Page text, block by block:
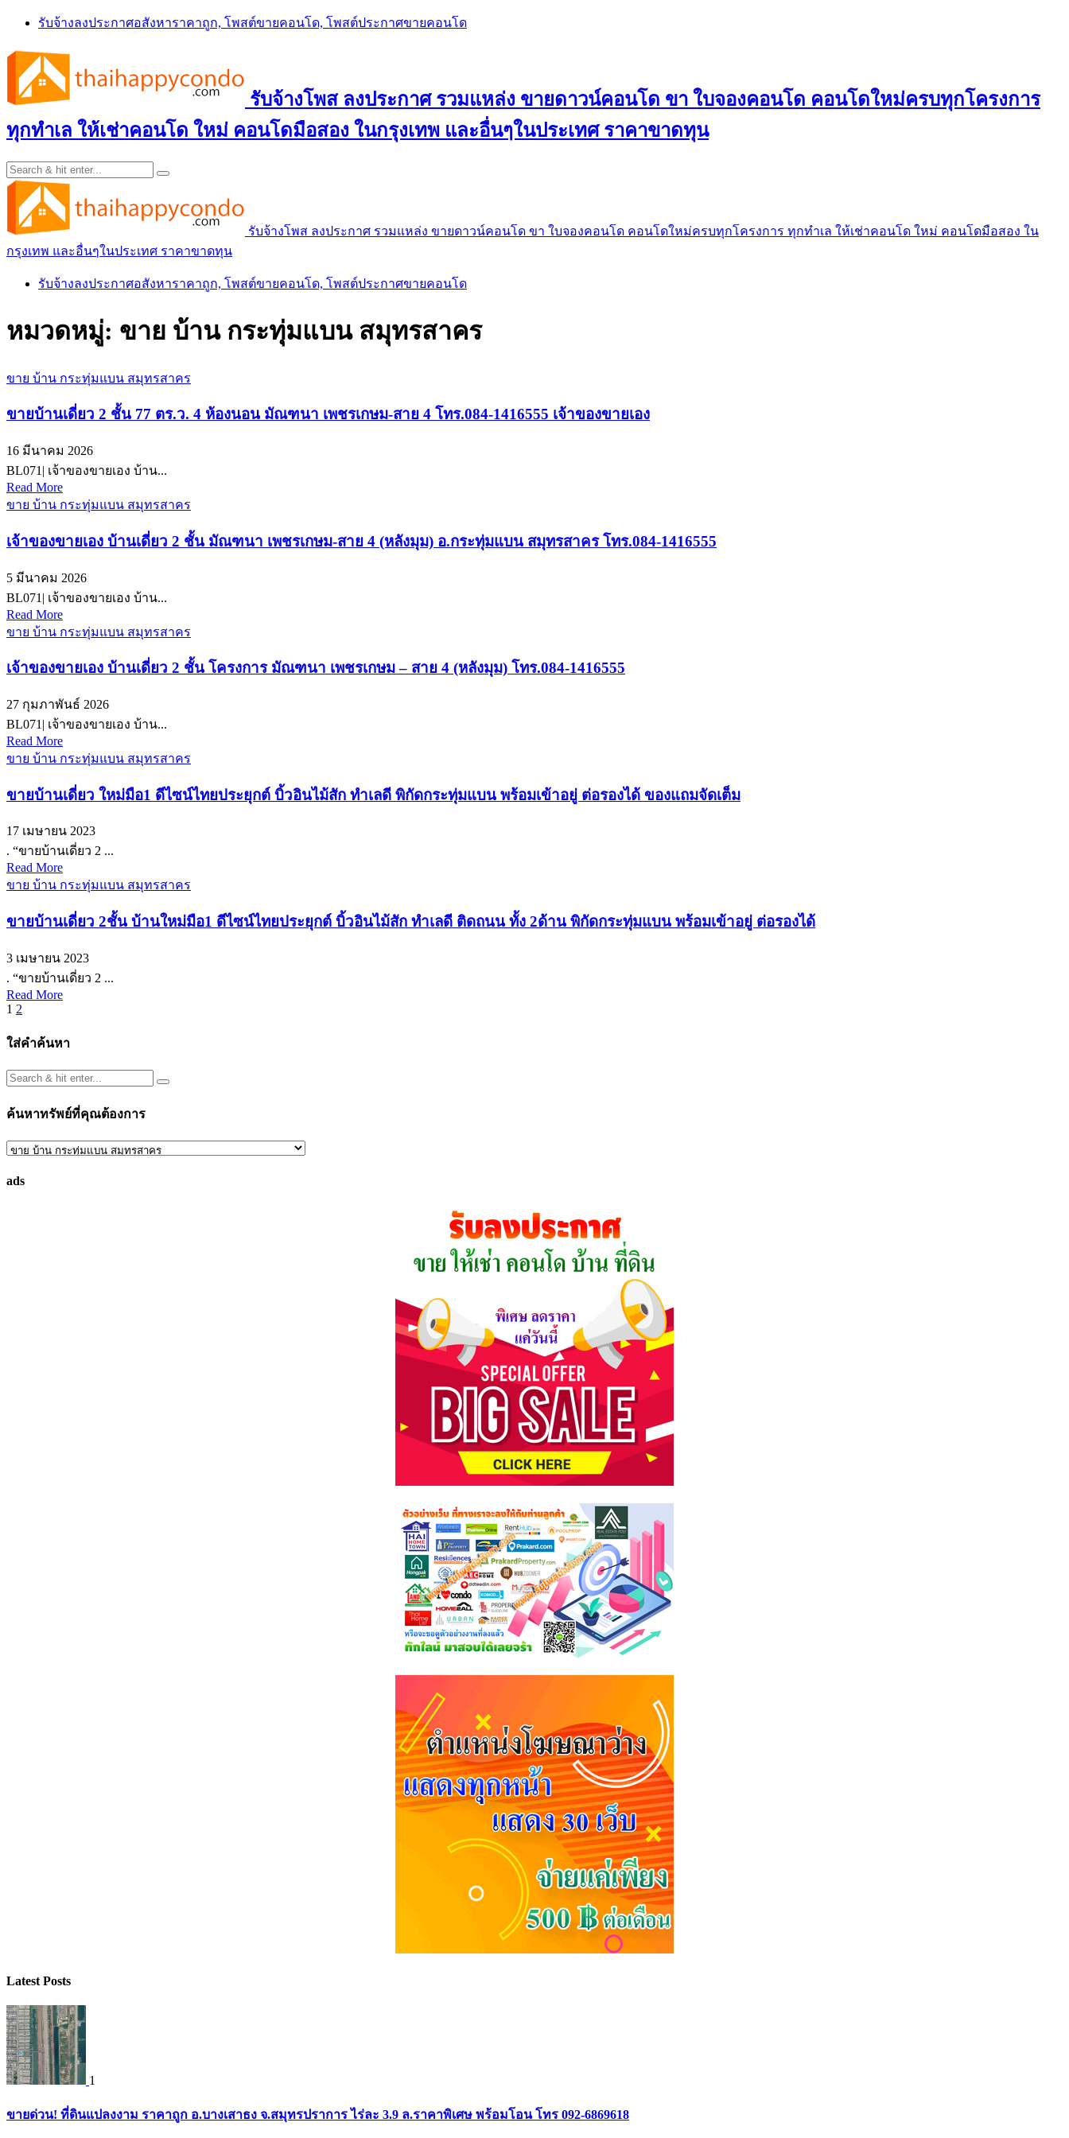
Skip
content
รับจ้างลงประกาศอสังหาราคาถูก, โพสต์ขายคอนโด, โพสต์ประกาศขายคอนโด
รับจ้างโพส ลงประกาศ รวมแหล่ง ขายดาวน์คอนโด ขา ใบจองคอนโด คอนโดใหม่ครบทุกโครงการ
ทุกทำเล ให้เช่าคอนโด ใหม่ คอนโดมือสอง ในกรุงเทพ และอื่นๆในประเทศ ราคาขาดทุน
รับจ้างโพส ลงประกาศ รวมแหล่ง ขายดาวน์คอนโด ขา ใบจองคอนโด คอนโดใหม่ครบทุกโครงการ ทุกทำเล ให้เช่าคอนโด ใหม่ คอนโดมือสอง ใน
กรุงเทพ และอื่นๆในประเทศ ราคาขาดทุน
รับจ้างลงประกาศอสังหาราคาถูก, โพสต์ขายคอนโด, โพสต์ประกาศขายคอนโด
หมวดหมู่: ขาย บ้าน กระทุ่มแบน สมุทรสาคร
ขาย บ้าน กระทุ่มแบน สมุทรสาคร
ขายบ้านเดี่ยว 2 ชั้น 77 ตร.ว. 4 ห้องนอน มัณฑนา เพชรเกษม-สาย 4 โทร.084-1416555 เจ้าของขายเอง
16 มีนาคม 2026
BL071| เจ้าของขายเอง บ้าน...
Read More
ขาย บ้าน กระทุ่มแบน สมุทรสาคร
เจ้าของขายเอง บ้านเดี่ยว 2 ชั้น มัณฑนา เพชรเกษม-สาย 4 (หลังมุม) อ.กระทุ่มแบน สมุทรสาคร โทร.084-1416555
5 มีนาคม 2026
BL071| เจ้าของขายเอง บ้าน...
Read More
ขาย บ้าน กระทุ่มแบน สมุทรสาคร
เจ้าของขายเอง บ้านเดี่ยว 2 ชั้น โครงการ มัณฑนา เพชรเกษม – สาย 4 (หลังมุม) โทร.084-1416555
27 กุมภาพันธ์ 2026
BL071| เจ้าของขายเอง บ้าน...
Read More
ขาย บ้าน กระทุ่มแบน สมุทรสาคร
ขายบ้านเดี่ยว ใหม่มือ1 ดีไซน์ไทยประยุกต์ บิ้วอินไม้สัก ทำเลดี พิกัดกระทุ่มแบน พร้อมเข้าอยู่ ต่อรองได้ ของแถมจัดเต็ม
17 เมษายน 2023
. “ขายบ้านเดี่ยว 2 ...
Read More
ขาย บ้าน กระทุ่มแบน สมุทรสาคร
ขายบ้านเดี่ยว 2ชั้น บ้านใหม่มือ1 ดีไซน์ไทยประยุกต์ บิ้วอินไม้สัก ทำเลดี ติดถนน ทั้ง 2ด้าน พิกัดกระทุ่มแบน พร้อมเข้าอยู่ ต่อรองได้
3 เมษายน 2023
. “ขายบ้านเดี่ยว 2 ...
Read More
Posts
pagination
1 2
ใส่คำค้นหา
ค้นหาทรัพย์ที่คุณต้องการ
ค้นหา
ที่
ads
Latest Posts
1
ขายด่วน! ที่ดินแปลงงาม ราคาถูก อ.บางเสาธง จ.สมุทรปราการ ไร่ละ 3.9 ล.ราคาพิเศษ พร้อมโอน โทร 092-6869618